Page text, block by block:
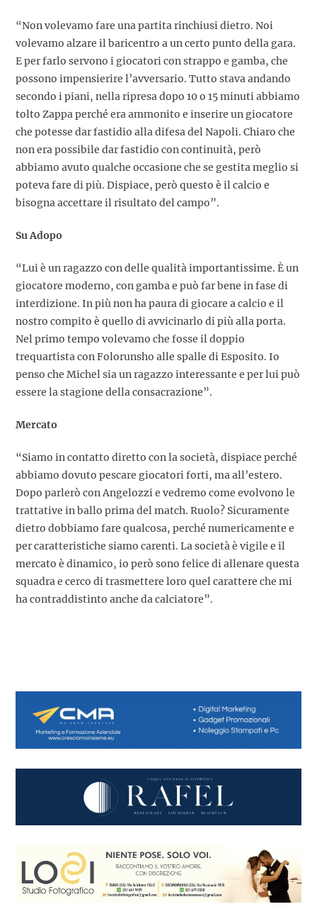
“Non volevamo fare una partita rinchiusi dietro. Noi
volevamo alzare il baricentro a un certo punto della gara.
E per farlo servono i giocatori con strappo e gamba, che
possono impensierire l’avversario. Tutto stava andando
secondo i piani, nella ripresa dopo 10 o 15 minuti abbiamo
tolto Zappa perché era ammonito e inserire un giocatore
che potesse dar fastidio alla difesa del Napoli. Chiaro che
non era possibile dar fastidio con continuità, però
abbiamo avuto qualche occasione che se gestita meglio si
poteva fare di più. Dispiace, però questo è il calcio e
bisogna accettare il risultato del campo”.
Su Adopo
“Lui è un ragazzo con delle qualità importantissime. È un
giocatore moderno, con gamba e può far bene in fase di
interdizione. In più non ha paura di giocare a calcio e il
nostro compito è quello di avvicinarlo di più alla porta.
Nel primo tempo volevamo che fosse il doppio
trequartista con Folorunsho alle spalle di Esposito. Io
penso che Michel sia un ragazzo interessante e per lui può
essere la stagione della consacrazione”.
Mercato
“Siamo in contatto diretto con la società, dispiace perché
abbiamo dovuto pescare giocatori forti, ma all’estero.
Dopo parlerò con Angelozzi e vedremo come evolvono le
trattative in ballo prima del match. Ruolo? Sicuramente
dietro dobbiamo fare qualcosa, perché numericamente e
per caratteristiche siamo carenti. La società è vigile e il
mercato è dinamico, io però sono felice di allenare questa
squadra e cerco di trasmettere loro quel carattere che mi
ha contraddistinto anche da calciatore”.